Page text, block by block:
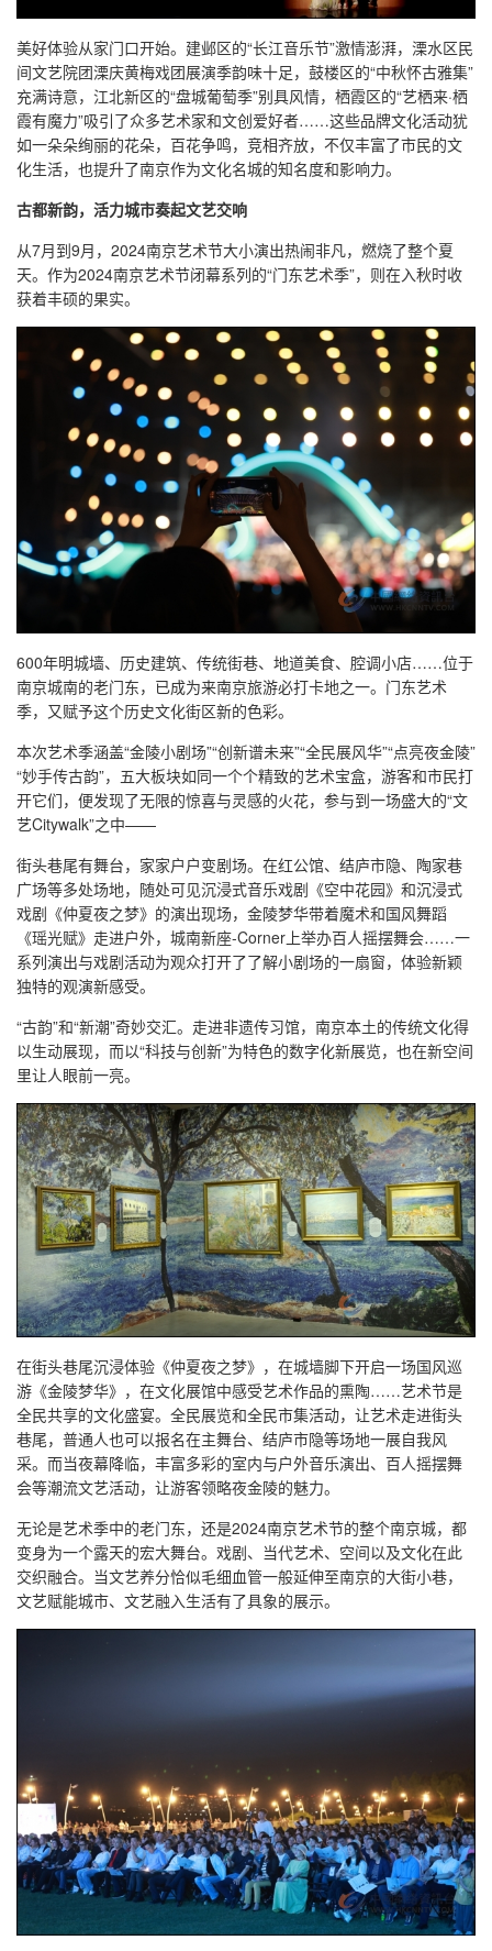
美好体验从家门口开始。建邺区的“长江音乐节”激情澎湃，溧水区民
间文艺院团溧庆黄梅戏团展演季韵味十足，鼓楼区的“中秋怀古雅集”
充满诗意，江北新区的“盘城葡萄季”别具风情，栖霞区的“艺栖来·栖
霞有魔力”吸引了众多艺术家和文创爱好者……这些品牌文化活动犹
如一朵朵绚丽的花朵，百花争鸣，竞相齐放，不仅丰富了市民的文
化生活，也提升了南京作为文化名城的知名度和影响力。
古都新韵，活力城市奏起文艺交响
从7月到9月，2024南京艺术节大小演出热闹非凡，燃烧了整个夏
天。作为2024南京艺术节闭幕系列的“门东艺术季”，则在入秋时收
获着丰硕的果实。
600年明城墙、历史建筑、传统街巷、地道美食、腔调小店……位于
南京城南的老门东，已成为来南京旅游必打卡地之一。门东艺术
季，又赋予这个历史文化街区新的色彩。
本次艺术季涵盖“金陵小剧场”“创新谱未来”“全民展风华”“点亮夜金陵”
“妙手传古韵”，五大板块如同一个个精致的艺术宝盒，游客和市民打
开它们，便发现了无限的惊喜与灵感的火花，参与到一场盛大的“文
艺Citywalk”之中——
街头巷尾有舞台，家家户户变剧场。在红公馆、结庐市隐、陶家巷
广场等多处场地，随处可见沉浸式音乐戏剧《空中花园》和沉浸式
戏剧《仲夏夜之梦》的演出现场，金陵梦华带着魔术和国风舞蹈
《瑶光赋》走进户外，城南新座-Corner上举办百人摇摆舞会……一
系列演出与戏剧活动为观众打开了了解小剧场的一扇窗，体验新颖
独特的观演新感受。
“古韵”和“新潮”奇妙交汇。走进非遗传习馆，南京本土的传统文化得
以生动展现，而以“科技与创新”为特色的数字化新展览，也在新空间
里让人眼前一亮。
在街头巷尾沉浸体验《仲夏夜之梦》，在城墙脚下开启一场国风巡
游《金陵梦华》，在文化展馆中感受艺术作品的熏陶……艺术节是
全民共享的文化盛宴。全民展览和全民市集活动，让艺术走进街头
巷尾，普通人也可以报名在主舞台、结庐市隐等场地一展自我风
采。而当夜幕降临，丰富多彩的室内与户外音乐演出、百人摇摆舞
会等潮流文艺活动，让游客领略夜金陵的魅力。
无论是艺术季中的老门东，还是2024南京艺术节的整个南京城，都
变身为一个露天的宏大舞台。戏剧、当代艺术、空间以及文化在此
交织融合。当文艺养分恰似毛细血管一般延伸至南京的大街小巷，
文艺赋能城市、文艺融入生活有了具象的展示。